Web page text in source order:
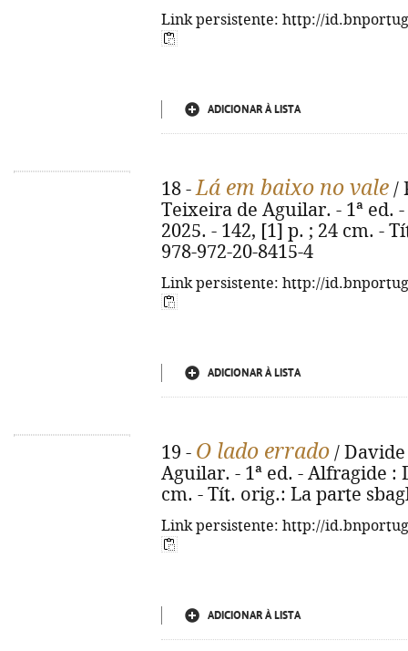
Link persistente: http://
ADICIONAR À LISTA
18 -Lá em baixo no vale /
Teixeira de Aguilar. - 1ª ed.
2025. - 142, [1] p. ; 24 cm. -
978-972-20-8415-4
Link persistente: http://
ADICIONAR À LISTA
19 - O lado errado /
Aguilar. - 1ª ed. - Alfragide :
cm. - Tít. orig.: La parte
Link persistente: http://
ADICIONAR À LISTA